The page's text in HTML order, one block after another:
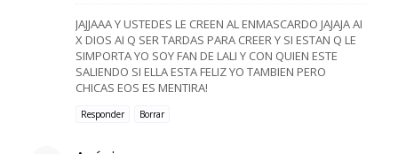
JAJJAAA Y USTEDES LE CREEN AL ENMASCARDO JAJAJA AI
X DIOS AI Q SER TARDAS PARA CREER Y SI ESTAN Q LE
SIMPORTA YO SOY FAN DE LALI Y CON QUIEN ESTE
SALIENDO SI ELLA ESTA FELIZ YO TAMBIEN PERO
CHICAS EOS ES MENTIRA!
Responder Borrar